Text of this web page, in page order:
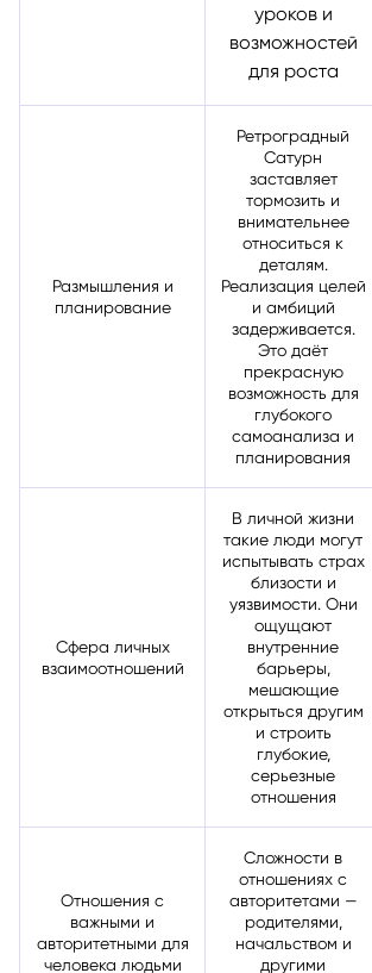
уроков и
возможностей
для роста
Размышления и
планирование
Ретроградный
Сатурн
заставляет
тормозить и
внимательнее
относиться к
деталям.
Реализация целей
и амбиций
задерживается.
Это даёт
прекрасную
возможность для
глубокого
самоанализа и
планирования
Сфера личных
взаимоотношений
В личной жизни
такие люди могут
испытывать страх
близости и
уязвимости. Они
ощущают
внутренние
барьеры,
мешающие
открыться другим
и строить
глубокие,
серьезные
отношения
Отношения с
важными и
авторитетными для
человека людьми
Сложности в
отношениях с
авторитетами —
родителями,
начальством и
другими